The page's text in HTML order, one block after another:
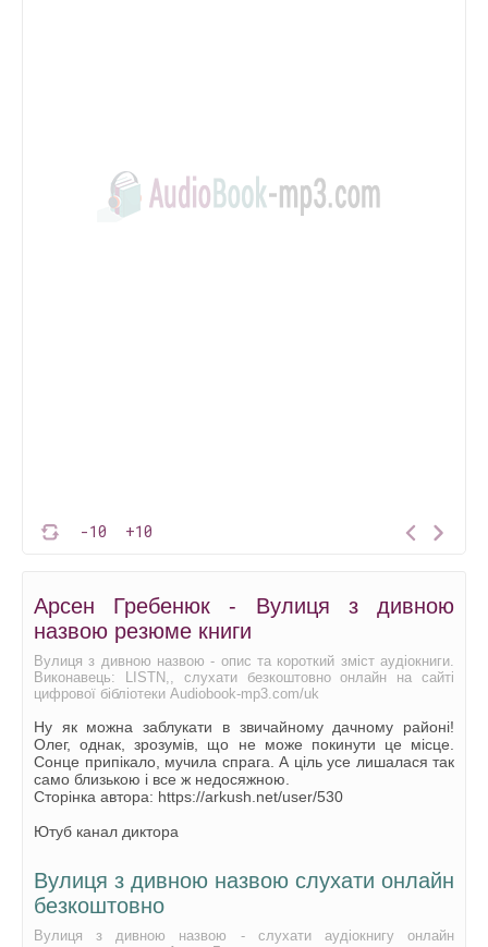
-10 +10
Арсен Гребенюк - Вулиця з дивною
назвою резюме книги
Вулиця з дивною назвою - опис та короткий зміст аудіокниги.
Виконавець: LISTN,, слухати безкоштовно онлайн на сайті
цифрової бібліотеки Audiobook-mp3.com/uk
Ну як можна заблукати в звичайному дачному районі!
Олег, однак, зрозумів, що не може покинути це місце.
Сонце припікало, мучила спрага. А ціль усе лишалася так
само близькою і все ж недосяжною.
Сторінка автора: https://arkush.net/user/530
Ютуб канал диктора
Вулиця з дивною назвою слухати онлайн
безкоштовно
Вулиця з дивною назвою - слухати аудіокнигу онлайн